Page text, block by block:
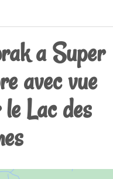
a Super
avec vue
Lac des